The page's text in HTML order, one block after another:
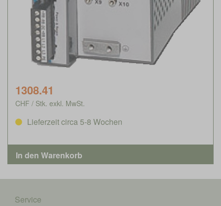
1308.41
CHF / Stk. exkl. MwSt.
Lieferzeit circa 5-8 Wochen
Service